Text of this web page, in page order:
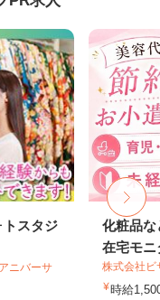
トスタジ
ニバーサ
化粧品な
在宅モニ
株式会社ビ
時給